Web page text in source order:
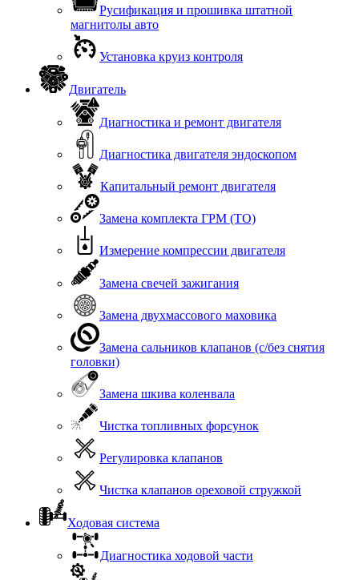
Русификация и прошивка штатной
магнитолы авто
Установка круиз контроля
Двигатель
Диагностика и ремонт двигателя
Диагностика двигателя эндоскопом
Капитальный ремонт двигателя
Замена комплекта ГРМ (ТО)
Измерение компрессии двигателя
Замена свечей зажигания
Замена двухмассового маховика
Замена сальников клапанов (с/без снятия
головки)
Замена шкива коленвала
Чистка топливных форсунок
Регулировка клапанов
Чистка клапанов ореховой стружкой
Ходовая система
Диагностика ходовой части